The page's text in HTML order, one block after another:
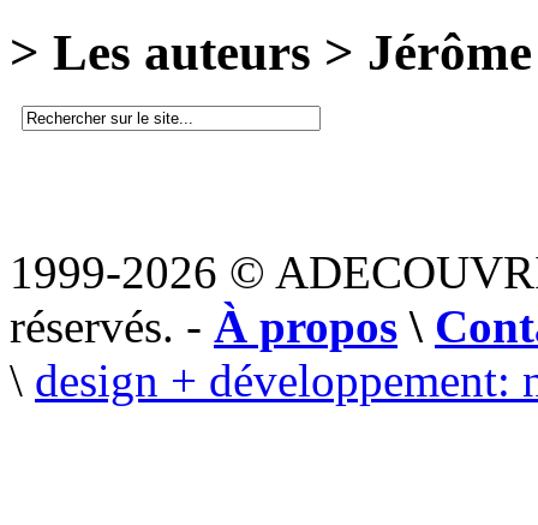
> Les auteurs >
1999-2026 ©
réservés. - À propos \
\ design + développement: